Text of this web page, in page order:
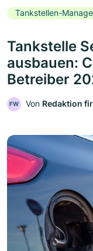
Tankstellen-
Tankstelle
ausbauen:
Betreiber
FW Von Redaktion